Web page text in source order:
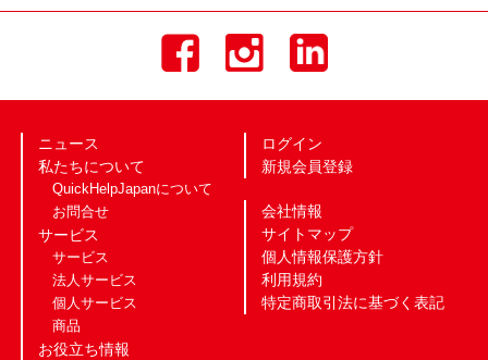
ニュース
私たちについて
QuickHelpJapanについて
お問合せ
サービス
サービス
法人サービス
個人サービス
商品
お役立ち情報
ログイン
新規会員登録
会社情報
サイトマップ
個人情報保護方針
利用規約
特定商取引法に基づく表記